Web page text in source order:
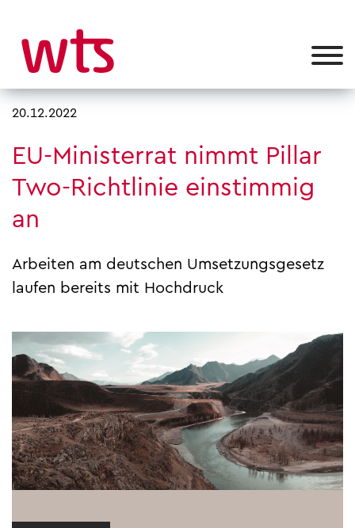
20.12.2022
EU-Ministerrat nimmt Pillar
Two-Richtlinie einstimmig
an
Arbeiten am deutschen Umsetzungsgesetz
laufen bereits mit Hochdruck